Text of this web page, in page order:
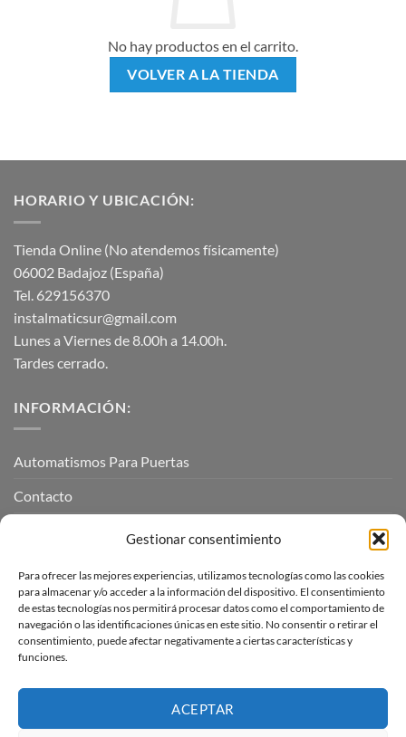
Gestionar consentimiento
Para ofrecer las mejores experiencias, utilizamos tecnologías como las cookies
para almacenar y/o acceder a la información del dispositivo. El consentimiento
de estas tecnologías nos permitirá procesar datos como el comportamiento de
navegación o las identificaciones únicas en este sitio. No consentir o retirar el
consentimiento, puede afectar negativamente a ciertas características y
funciones.
ACEPTAR
No hay productos en el carrito.
VOLVER A LA TIENDA
HORARIO Y UBICACIÓN:
Tienda Online (No atendemos físicamente)
06002 Badajoz (España)
Tel. 629156370
instalmaticsur@gmail.com
Lunes a Viernes de 8.00h a 14.00h.
Tardes cerrado.
INFORMACIÓN:
Automatismos Para Puertas
Contacto
INFORMACIÓN LEGAL
Aviso Legal